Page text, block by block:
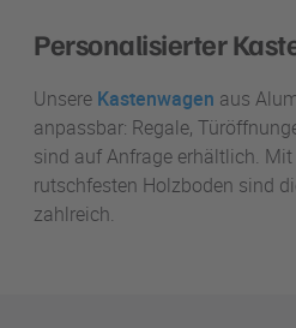
Personalisierter
Unsere Kastenwagen aus
anpassbar: Regale,
sind auf Anfrage erhältlich.
rutschfesten Holzboden sind
zahlreich.